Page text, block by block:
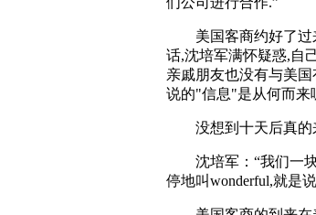
美国客商约好了过
话,沈培军满怀疑惑,自
亲戚朋友也没有与美
说的"信息"是从何而来
没想到十天后真的
沈培军：“我们一块
停地叫wonderful,就是